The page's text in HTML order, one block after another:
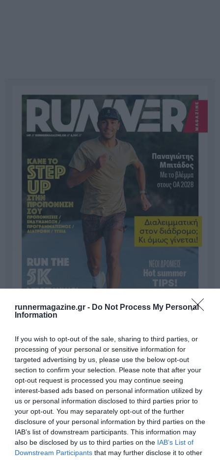
runnermagazine.gr - Do Not Process My Personal
Information
If you wish to opt-out of the sale, sharing to third parties, or
processing of your personal or sensitive information for
targeted advertising by us, please use the below opt-out
section to confirm your selection. Please note that after your
opt-out request is processed you may continue seeing
interest-based ads based on personal information utilized by
us or personal information disclosed to third parties prior to
your opt-out. You may separately opt-out of the further
disclosure of your personal information by third parties on the
IAB’s list of downstream participants. This information may
also be disclosed by us to third parties on the IAB’s List of
Downstream Participants that may further disclose it to other
Γίνε Συνδρομητής
Βρες το RUNNER!
Όλα τα Τεύχη